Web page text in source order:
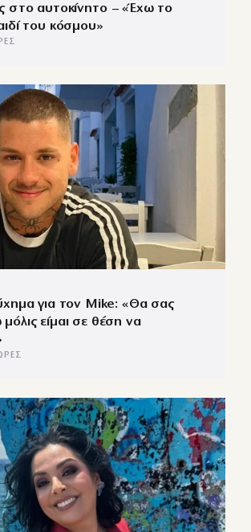
στο αυτοκίνητο – «Έχω το
του κόσμου»
για τον Mike: «Θα σας
είμαι σε θέση να